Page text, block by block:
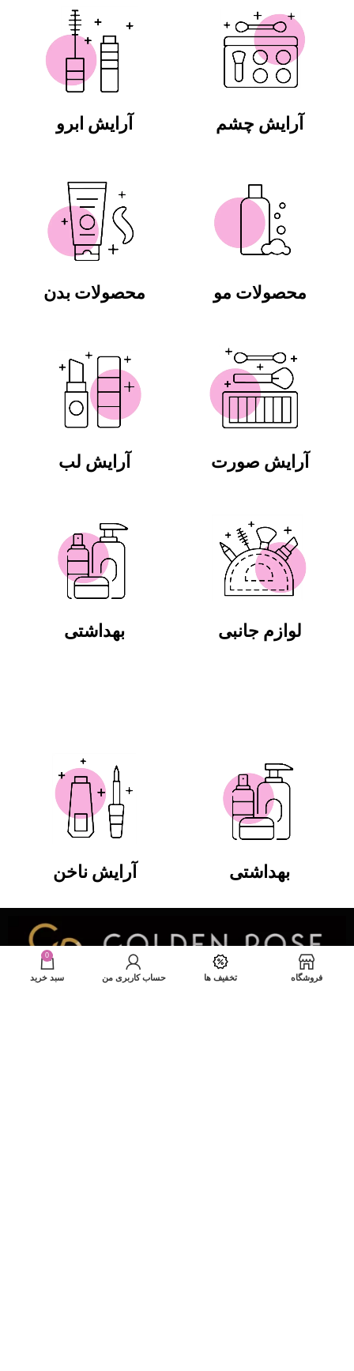
آرایش چشم
محصولات مو
آرایش ابرو
محصولات بدن
آرایش صورت
لوازم جانبی
آرایش لب
بهداشتی
بهداشتی آرایش ناخن
فروشگاه تخفیف ها حساب کاربری من
0
سبد خرید